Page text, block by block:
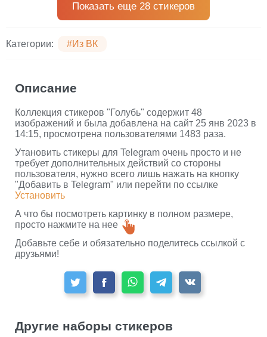
Показать еще 28 стикеров
Категории: #Из ВК
Описание
Коллекция стикеров "Голубь" содержит 48
изображений и была добавлена на сайт 25 янв 2023 в
14:15, просмотрена пользователями 1483 раза.
Утановить стикеры для Telegram очень просто и не
требует дополнительных действий со стороны
пользователя, нужно всего лишь нажать на кнопку
"Добавить в Telegram" или перейти по ссылке
Установить
А что бы посмотреть картинку в полном размере,
просто нажмите на нее
Добавьте себе и обязательно поделитесь ссылкой с
друзьями!
Другие наборы стикеров